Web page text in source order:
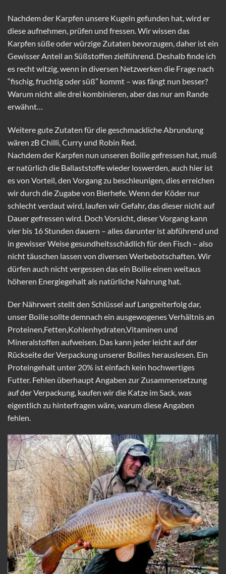
Nachdem der Karpfen unsere Kugeln gefunden hat, wird er
diese aufnehmen, prüfen und fressen. Wir wissen das
Karpfen süße oder würzige Zutaten bevorzugen, daher ist ein
Gewisser Anteil an Süßstoffen zielführend. Deshalb finde ich
es recht witzig, wenn in diversen Netzwerken die Frage nach
“fischig, fruchtig oder süß” kommt – was fängt nun besser?
Warum nicht alle drei kombinieren, aber das nur am Rande
erwähnt…
Weitere gute Zutaten für die geschmackliche Abrundung
wären zB Chilli, Curry und Robin Red.
Nachdem der Karpfen nun unseren Boilie gefressen hat, muß
er natürlich die Ballaststoffe wieder loswerden, auch hier ist
es von Vorteil, den Vorgang zu beschleunigen, dies erreichen
wir durch die Zugabe von Bierhefe. Wenn der Köder nur
schlecht verdaut wird, laufen wir Gefahr, das dieser nicht auf
Dauer gefressen wird. Doch Vorsicht, dieser Vorgang kann
vier bis 16 Stunden dauern – alles darunter ist abführend und
in gewisser Weise gesundheitsschädlich für den Fisch – also
nicht täuschen lassen von diversen Werbebotschaften. Wir
dürfen auch nicht vergessen das ein Boilie einen weitaus
höheren Energiegehalt als natürliche Nahrung hat.
Der Nährwert stellt den Schlüssel auf Langzeiterfolg dar,
unser Boilie sollte demnach ein ausgewogenes Verhältnis an
Proteinen,Fetten,Kohlenhydraten,Vitaminen und
Mineralstoffen aufweisen. Das kann jeder leicht auf der
Rückseite der Verpackung unserer Boilies herauslesen. Ein
Proteingehalt unter 20% ist einfach kein hochwertiges
Futter. Fehlen überhaupt Angaben zur Zusammensetzung
auf der Verpackung, kaufen wir die Katze im Sack, was
eigentlich zu hinterfragen wäre, warum diese Angaben
fehlen.